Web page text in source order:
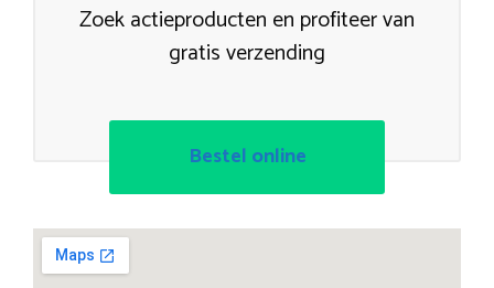
Zoek actieproducten en profiteer van
gratis verzending
Bestel online